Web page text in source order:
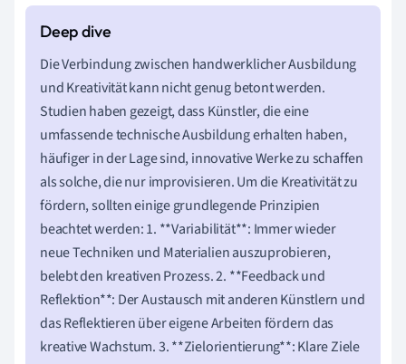
Die Verbindung zwischen handwerklicher Ausbildung
und Kreativität kann nicht genug betont werden.
Studien haben gezeigt, dass Künstler, die eine
umfassende technische Ausbildung erhalten haben,
häufiger in der Lage sind, innovative Werke zu schaffen
als solche, die nur improvisieren. Um die Kreativität zu
fördern, sollten einige grundlegende Prinzipien
beachtet werden: 1. **Variabilität**: Immer wieder
neue Techniken und Materialien auszuprobieren,
belebt den kreativen Prozess. 2. **Feedback und
Reflektion**: Der Austausch mit anderen Künstlern und
das Reflektieren über eigene Arbeiten fördern das
kreative Wachstum. 3. **Zielorientierung**: Klare Ziele